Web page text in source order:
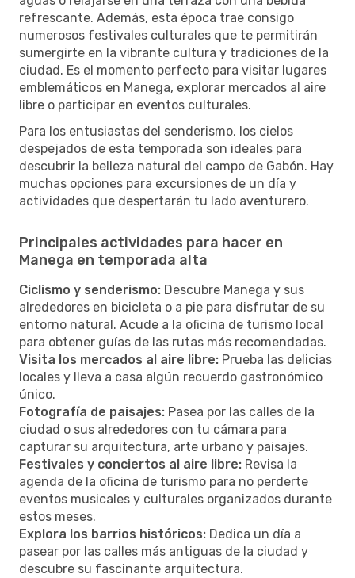
refrescante. Además, esta época trae consigo
numerosos festivales culturales que te permitirán
sumergirte en la vibrante cultura y tradiciones de la
ciudad. Es el momento perfecto para visitar lugares
emblemáticos en Manega, explorar mercados al aire
libre o participar en eventos culturales.
Para los entusiastas del senderismo, los cielos
despejados de esta temporada son ideales para
descubrir la belleza natural del campo de Gabón. Hay
muchas opciones para excursiones de un día y
actividades que despertarán tu lado aventurero.
Principales actividades para hacer en
Manega en temporada alta
Ciclismo y senderismo: Descubre Manega y sus
alrededores en bicicleta o a pie para disfrutar de su
entorno natural. Acude a la oficina de turismo local
para obtener guías de las rutas más recomendadas.
Visita los mercados al aire libre: Prueba las delicias
locales y lleva a casa algún recuerdo gastronómico
único.
Fotografía de paisajes: Pasea por las calles de la
ciudad o sus alrededores con tu cámara para
capturar su arquitectura, arte urbano y paisajes.
Festivales y conciertos al aire libre: Revisa la
agenda de la oficina de turismo para no perderte
eventos musicales y culturales organizados durante
estos meses.
Explora los barrios históricos: Dedica un día a
pasear por las calles más antiguas de la ciudad y
descubre su fascinante arquitectura.